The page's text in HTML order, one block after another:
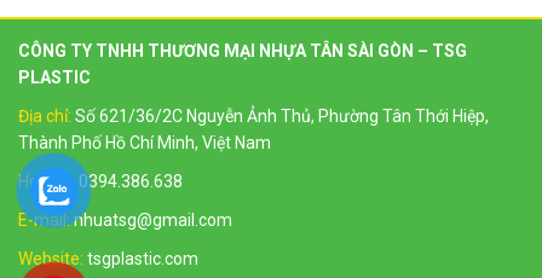
CÔNG TY TNHH THƯƠNG MẠI NHỰA TÂN SÀI GÒN – TSG
PLASTIC
Địa chỉ: Số 621/36/2C Nguyễn Ảnh Thủ, Phường Tân Thới Hiệp,
Thành Phố Hồ Chí Minh, Việt Nam
Hotline: 0394.386.638
E-mail:nhuatsg@gmail.com
Website: tsgplastic.com